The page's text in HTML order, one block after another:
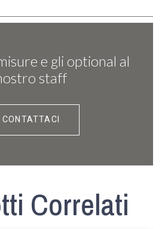
e gli optional al
staff
CONTATTACI
Correlati